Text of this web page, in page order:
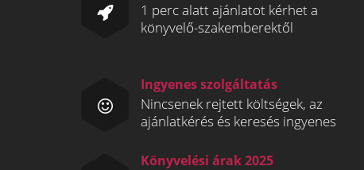
1 perc alatt ajánlatot kérhet a
könyvelő-szakemberektől
Ingyenes szolgáltatás
Nincsenek rejtett költségek, az
ajánlatkérés és keresés ingyenes
Könyvelési árak 2025